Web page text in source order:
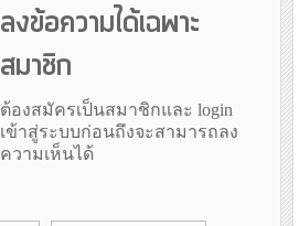
ลงข้อความได้เฉพาะ
สมาชิก
ต้องสมัครเป็นสมาชิกและ login
เข้าสู่ระบบก่อนถึงจะสามารถลง
ความเห็นได้